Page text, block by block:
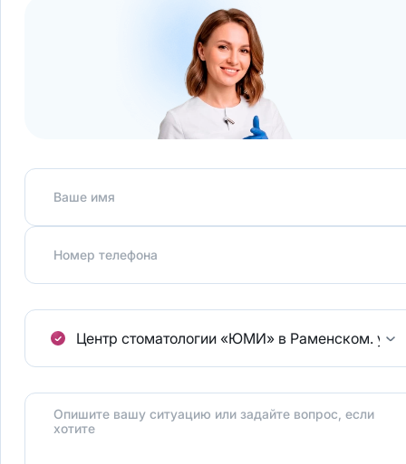
Ваше имя
Номер телефона
Центр стоматологии «ЮМИ» в Раменском. ул.
Опишите вашу ситуацию или задайте вопрос, если
хотите